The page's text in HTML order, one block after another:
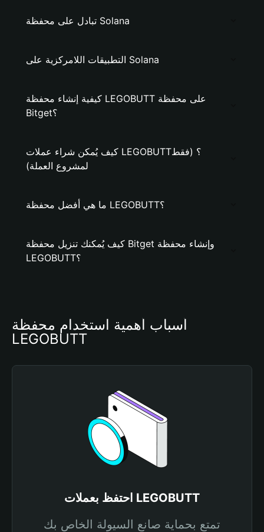
تبادل على محفظة Solana
التطبيقات اللامركزية على Solana
كيفية إنشاء محفظة LEGOBUTT على محفظة
Bitget؟
كيف يُمكن شراء عملات LEGOBUTT؟ (فقط
لمشروع العملة)
ما هي أفضل محفظة LEGOBUTT؟
كيف يُمكنك تنزيل محفظة Bitget وإنشاء محفظة
LEGOBUTT؟
أسباب أهمية استخدام محفظة
LEGOBUTT
احتفظ بعملات LEGOBUTT
تمتع بحماية صانع السيولة الخاص بك